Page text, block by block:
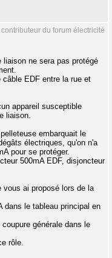
du forum électricité
ne sera pas protégé
EDF entre la rue et
appareil susceptible
liaison.
embarquait le
électriques, qu'on n'a
pour se protéger.
500mA EDF, disjoncteur
vous ai proposé lors de la
dans le tableau principal en
générale dans le
rôle.